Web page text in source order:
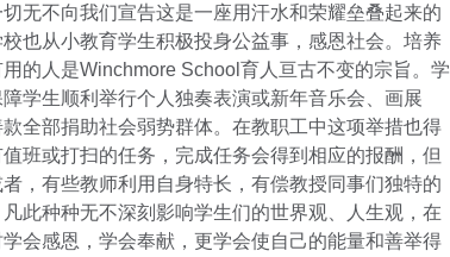
无不向我们宣告这是一座用汗水和荣耀垒叠起来的
也从小教育学生积极投身公益事，感恩社会。培养
的人是Winchmore School育人亘古不变的宗旨。学
学生顺利举行个人独奏表演或新年音乐会、画展
全部捐助社会弱势群体。在教职工中这项举措也得
班或打扫的任务，完成任务会得到相应的报酬，但
，有些教师利用自身特长，有偿教授同事们独特的
此种种无不深刻影响学生们的世界观、人生观，在
会感恩，学会奉献，更学会使自己的能量和善举得